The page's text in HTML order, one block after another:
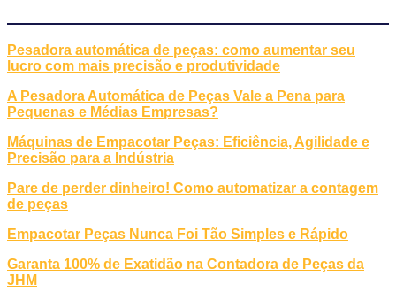
Pesadora automática de peças: como aumentar seu
lucro com mais precisão e produtividade
A Pesadora Automática de Peças Vale a Pena para
Pequenas e Médias Empresas?
Máquinas de Empacotar Peças: Eficiência, Agilidade e
Precisão para a Indústria
Pare de perder dinheiro! Como automatizar a contagem
de peças
Empacotar Peças Nunca Foi Tão Simples e Rápido
Garanta 100% de Exatidão na Contadora de Peças da
JHM